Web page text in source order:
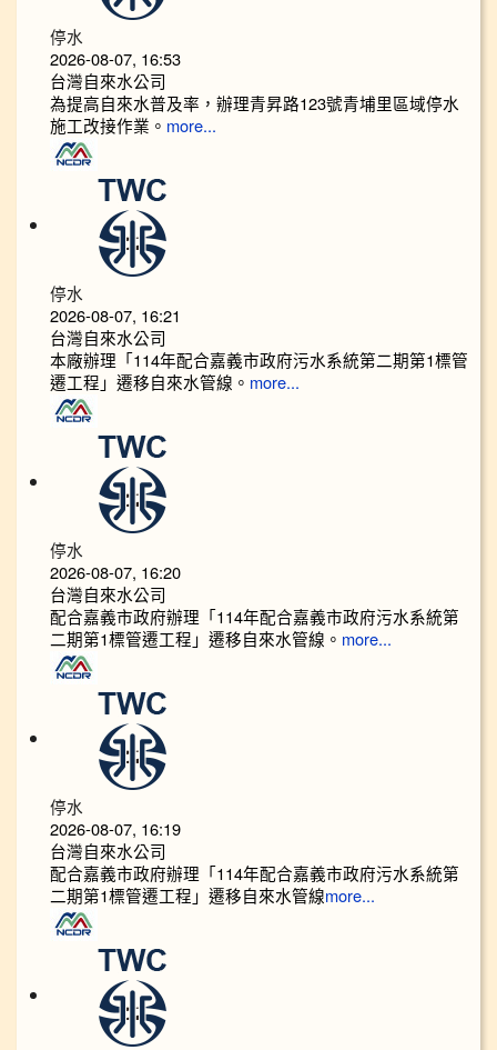
停水
2026-08-07, 16:53
台灣自來水公司
為提高自來水普及率，辦理青昇路123號青埔里區域停水
施工改接作業。 more...
停水
2026-08-07, 16:21
台灣自來水公司
本廠辦理「114年配合嘉義市政府污水系統第二期第1標管
遷工程」遷移自來水管線。 more...
停水
2026-08-07, 16:20
台灣自來水公司
配合嘉義市政府辦理「114年配合嘉義市政府污水系統第
二期第1標管遷工程」遷移自來水管線。 more...
停水
2026-08-07, 16:19
台灣自來水公司
配合嘉義市政府辦理「114年配合嘉義市政府污水系統第
二期第1標管遷工程」遷移自來水管線more...